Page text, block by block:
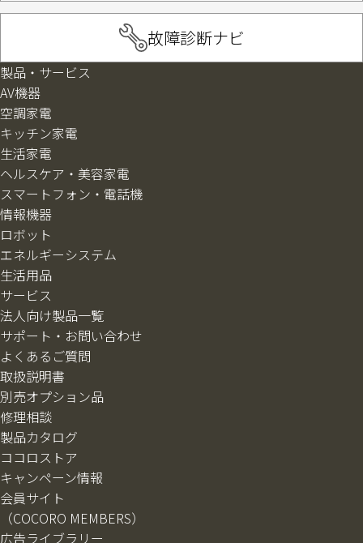
故障診断ナビ
製品・サービス
AV機器
空調家電
キッチン家電
生活家電
ヘルスケア・美容家電
スマートフォン・電話機
情報機器
ロボット
エネルギーシステム
生活用品
サービス
法人向け製品一覧
サポート・お問い合わせ
よくあるご質問
取扱説明書
別売オプション品
修理相談
製品カタログ
ココロストア
キャンペーン情報
会員サイト
（COCORO MEMBERS）
広告ライブラリー